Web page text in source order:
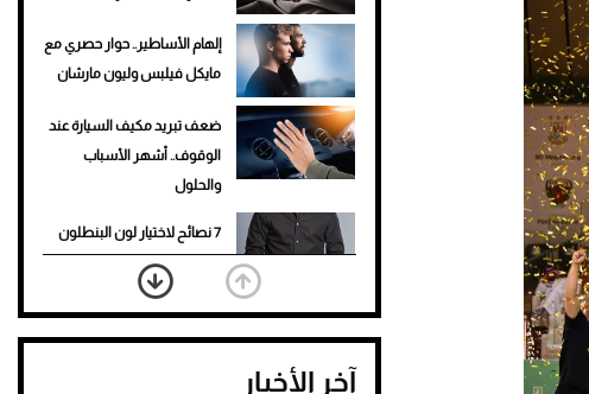
إلهام الأساطير.. حوار حصري مع
مايكل فيلبس وليون مارشان
ضعف تبريد مكيف السيارة عند
الوقوف.. أشهر الأسباب
والحلول
7 نصائح لاختيار لون البنطلون
المناسب للقميص الأسود
نرى المستقبل من خلال
تصميماتنا.. كيف حجزت 1886
آخر الأخبار